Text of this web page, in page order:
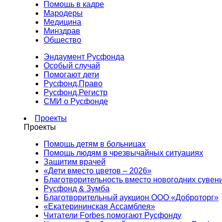
Помощь в кадре
Мародеры
Медицина
Минздрав
Общество
Эндаумент Русфонда
Особый случай
Помогают дети
Русфонд.Право
Русфонд.Регистр
СМИ о Русфонде
Проекты
Проекты
Помощь детям в больницах
Помощь людям в чрезвычайных ситуациях
Защитим врачей
«Дети вместо цветов – 2026»
Благотворительность вместо новогодних
Русфонд & Зумба
Благотворительный аукцион ООО «Доброторг»
«Екатерининская Ассамблея»
Читатели Forbes помогают Русфонду